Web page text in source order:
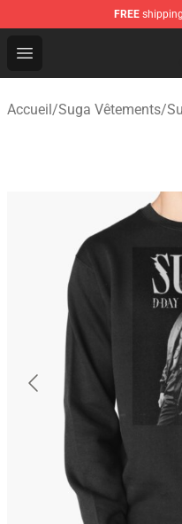
FREE
Open menu
Suga Shop - Official
Accueil/Suga Vêtements/